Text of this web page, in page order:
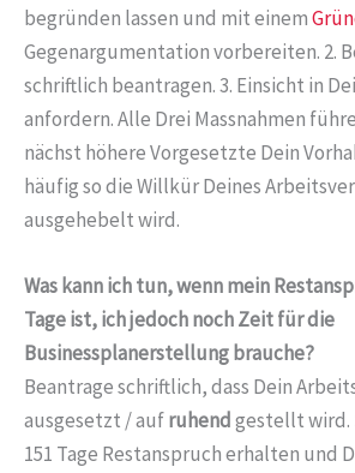
begründen lassen und mit einem
Gegenargumentation vorbereiten. 2.
schriftlich beantragen. 3. Einsicht in
anfordern. Alle Drei Massnahmen
nächst höhere Vorgesetzte Dein
häufig so die Willkür Deines
ausgehebelt wird.
Was kann ich tun, wenn mein
Tage ist, ich jedoch noch Zeit für die
Businessplanerstellung brauche?
Beantrage schriftlich, dass Dein
ausgesetzt / aufruhendgestellt wird.
151 Tage Restanspruch erhalten und